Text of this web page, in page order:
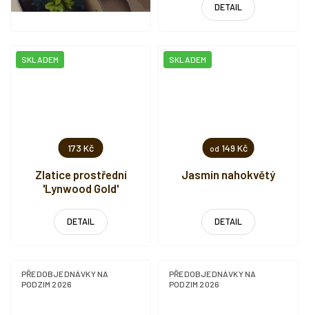
DETAIL
173 Kč
Zlatice prostřední
'Lynwood Gold'
SKLADEM
DETAIL
od 149 Kč
Jasmín nahokvětý
SKLADEM
DETAIL
PŘEDOBJEDNÁVKY NA
PODZIM 2026
PŘEDOBJEDNÁVKY NA
PODZIM 2026